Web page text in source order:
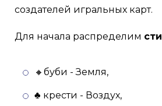
создателей игральных карт.
Для начала распределим
🔸буби - Земля,
♣ крести - Воздух,